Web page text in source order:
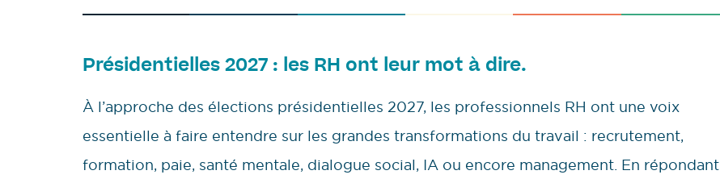
Présidentielles 2027 : les RH ont leur mot à dire.
À l’approche des élections présidentielles 2027, les professionnels RH ont une voix
essentielle à faire entendre sur les grandes transformations du travail : recrutement,
formation, paie, santé mentale, dialogue social, IA ou encore management. En répondant